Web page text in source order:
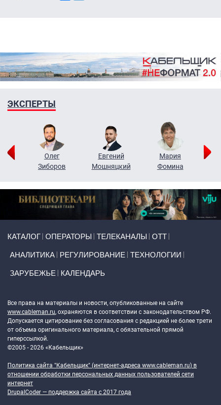
ЭКСПЕРТЫ
Олег
Зиборов
Евгений
Мошняцкий
Мария
Фомина
КАТАЛОГ ОПЕРАТОРЫ ТЕЛЕКАНАЛЫ ОТТ
АНАЛИТИКА РЕГУЛИРОВАНИЕ ТЕХНОЛОГИИ
ЗАРУБЕЖЬЕ КАЛЕНДАРЬ
Все права на материалы и новости, опубликованные на сайте
www.cableman.ru, охраняются в соответствии с законодательством РФ.
Допускается цитирование без согласования с редакцией не более трети
от объема оригинального материала, с обязательной прямой
гиперссылкой.
©2005 - 2026 «Кабельщик»
Политика сайта "Кабельщик" (интернет-адреса www.cableman.ru) в
отношении обработки персональных данных пользователей сети
интернет
DrupalCoder — поддержка сайта c 2017 года